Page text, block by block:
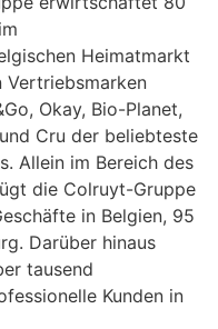
Heimatmarkt
Vertriebsmarken
Okay, Bio-Planet,
Cru der beliebteste
Allein im Bereich des
die Colruyt-Gruppe
in Belgien, 95
Darüber hinaus
tausend
Kunden in